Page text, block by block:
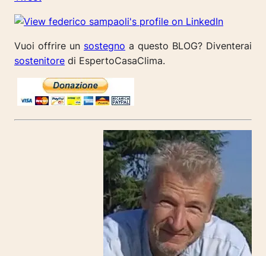
Vuoi offrire un sostegno a questo BLOG? Diventerai
sostenitore di EspertoCasaClima.